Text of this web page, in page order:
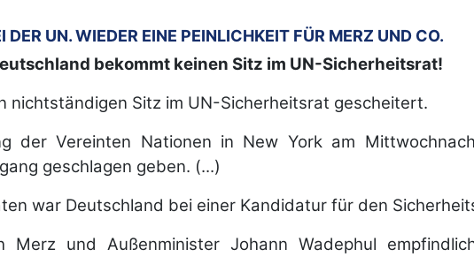
UN. WIEDER EINE PEINLICHKEIT FÜR MERZ UND CO.
bekommt keinen Sitz im UN-Sicherheitsrat!
nichtständigen Sitz im UN-Sicherheitsrat gescheitert.
der Vereinten Nationen in New York am
geschlagen geben. (...)
war Deutschland bei einer Kandidatur für den
Merz und Außenminister Johann Wadephul